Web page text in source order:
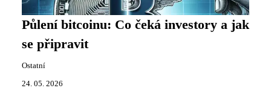
Půlení bitcoinu: Co čeká investory a jak
se připravit
Ostatní
24. 05. 2026